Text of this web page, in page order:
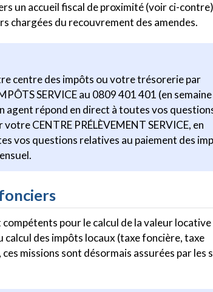
un accueil fiscal de proximité (voir ci-
chargées du recouvrement des amendes.
centre des impôts ou votre trésorerie par
SERVICE au 0809 401 401 (en semaine
agent répond en direct à toutes vos
CENTRE PRÉLÈVEMENT SERVICE, en
vos questions relatives au paiement des
pour le calcul de la valeur locative
calcul des impôts locaux (taxe foncière, taxe
missions sont désormais assurées par les